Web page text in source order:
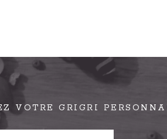
VOTRE GRIGRI